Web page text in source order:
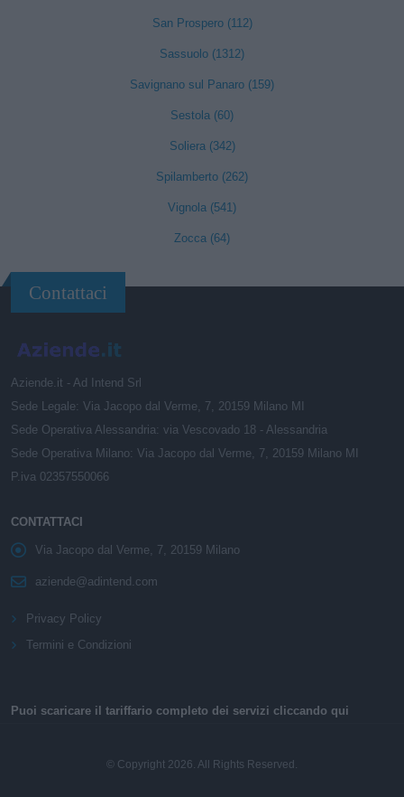
San Prospero (112)
Sassuolo (1312)
Savignano sul Panaro (159)
Sestola (60)
Soliera (342)
Spilamberto (262)
Vignola (541)
Zocca (64)
Contattaci
Aziende.it - Ad Intend Srl
Sede Legale: Via Jacopo dal Verme, 7, 20159 Milano MI
Sede Operativa Alessandria: via Vescovado 18 - Alessandria
Sede Operativa Milano: Via Jacopo dal Verme, 7, 20159 Milano MI
P.iva 02357550066
CONTATTACI
Via Jacopo dal Verme, 7, 20159 Milano
aziende@adintend.com
Privacy Policy
Termini e Condizioni
Puoi scaricare il tariffario completo dei servizi cliccando qui
© Copyright 2026. All Rights Reserved.